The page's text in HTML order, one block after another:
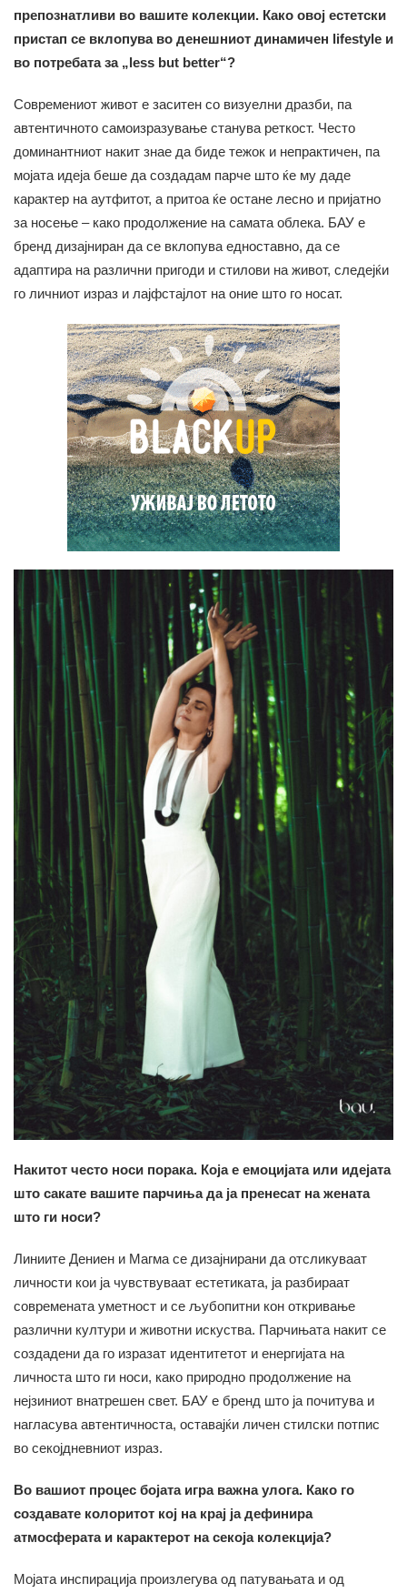
препознатливи во вашите колекции. Како овој естетски
пристап се вклопува во денешниот динамичен lifestyle и
во потребата за „less but better“?
Современиот живот е заситен со визуелни дразби, па
автентичното самоизразување станува реткост. Често
доминантниот накит знае да биде тежок и непрактичен, па
мојата идеја беше да создадам парче што ќе му даде
карактер на аутфитот, а притоа ќе остане лесно и пријатно
за носење – како продолжение на самата облека. БАУ е
бренд дизајниран да се вклопува едноставно, да се
адаптира на различни пригоди и стилови на живот, следејќи
го личниот израз и лајфстајлот на оние што го носат.
Накитот често носи порака. Која е емоцијата или идејата
што сакате вашите парчиња да ја пренесат на жената
што ги носи?
Линиите Дениен и Магма се дизајнирани да отсликуваат
личности кои ја чувствуваат естетиката, ја разбираат
современата уметност и се љубопитни кон откривање
различни култури и животни искуства. Парчињата накит се
создадени да го изразат идентитетот и енергијата на
личноста што ги носи, како природно продолжение на
нејзиниот внатрешен свет. БАУ е бренд што ја почитува и
нагласува автентичноста, оставајќи личен стилски потпис
во секојдневниот израз.
Во вашиот процес бојата игра важна улога. Како го
создавате колоритот кој на крај ја дефинира
атмосферата и карактерот на секоја колекција?
Мојата инспирација произлегува од патувањата и од